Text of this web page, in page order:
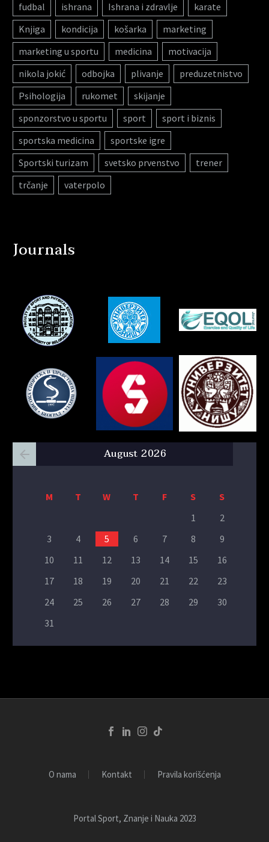
fudbal
ishrana Ishrana i zdravlje
karate
Knjiga
kondicija košarka
marketing
marketing u sportu
medicina
motivacija
nikola jokić
odbojka plivanje
preduzetnistvo
Psihologija
rukomet
skijanje
sponzorstvo u sportu
sport
sport i biznis
sportska medicina
sportske igre
Sportski turizam
svetsko prvenstvo
trener
trčanje
vaterpolo
Journals
August 2026
M T W T F S
S
1
2
3
4 5 6 7 8
9
10
11 12 13 14 15
16
17
18 19 20 21 22
23
24
25 26 27 28 29
30
31
O nama Kontakt Pravila korišćenja
Portal Sport, Znanje i Nauka 2023